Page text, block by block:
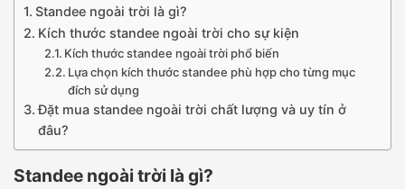
Standee ngoài trời là gì?
Kích thước standee ngoài trời cho sự kiện
Kích thước standee ngoài trời phổ biến
Lựa chọn kích thước standee phù hợp cho từng mục
đích sử dụng
Đặt mua standee ngoài trời chất lượng và uy tín ở
đâu?
Standee ngoài trời là gì?